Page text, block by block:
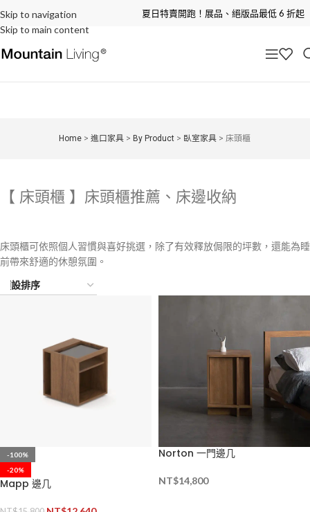
Skip to navigation
Skip to main content
夏日特賣開跑！展品、絕版品最低 6 折起
Home >進口家具 > By Product > 臥室家具 > 床頭櫃
【 床頭櫃 】床頭櫃推薦、床邊收納
床頭櫃可依照個人習慣與喜好挑選，除了有效釋放侷限的坪數，還能為睡
前帶來舒適的休憩氛圍。
-100%
-20%
Mapp 邊几
Norton 一門邊几
NT$14,800